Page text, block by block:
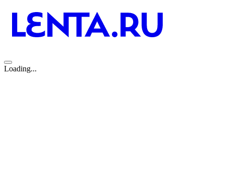
Loading...